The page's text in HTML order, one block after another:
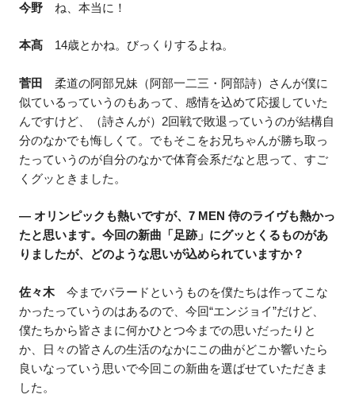
今野 ね、本当に！
本髙 14歳とかね。びっくりするよね。
菅田
柔道の阿部兄妹（阿部一二三・阿部詩）さんが僕に
似ているっていうのもあって、感情を込めて応援していた
んですけど、（詩さんが）2回戦で敗退っていうのが結構自
分のなかでも悔しくて。でもそこをお兄ちゃんが勝ち取っ
たっていうのが自分のなかで体育会系だなと思って、すご
くグッときました。
― オリンピックも熱いですが、7 MEN 侍のライヴも熱かっ
たと思います。今回の新曲「足跡」にグッとくるものがあ
りましたが、どのような思いが込められていますか？
佐々木今までバラードというものを僕たちは作ってこな
かったっていうのはあるので、今回“エンジョイ”だけど、
僕たちから皆さまに何かひとつ今までの思いだったりと
か、日々の皆さんの生活のなかにこの曲がどこか響いたら
良いなっていう思いで今回この新曲を選ばせていただきま
した。